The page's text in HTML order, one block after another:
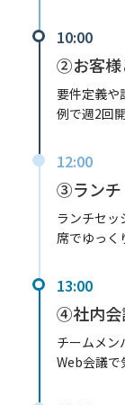
10:00
②お客様
要件定義や
例で週2回開
12:00
③ランチ
ランチセッ
席でゆっく
13:00
④社内会
チームメン
Web会議で